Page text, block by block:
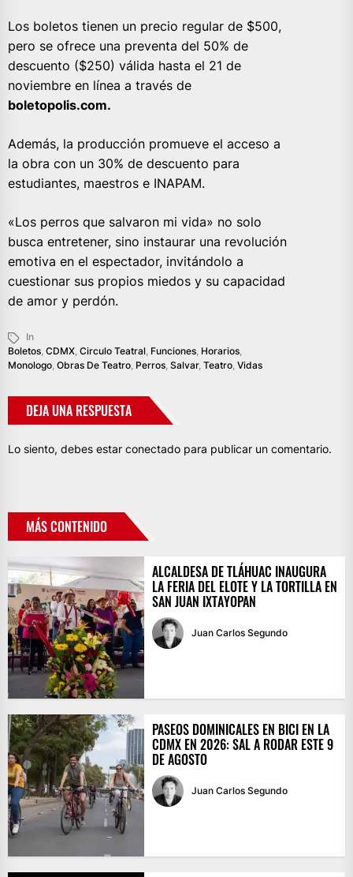
Los boletos tienen un precio regular de $500,
pero se ofrece una preventa del 50% de
descuento ($250) válida hasta el 21 de
noviembre en línea a través de
boletopolis.com.
Además, la producción promueve el acceso a
la obra con un 30% de descuento para
estudiantes, maestros e INAPAM.
«Los perros que salvaron mi vida» no solo
busca entretener, sino instaurar una revolución
emotiva en el espectador, invitándolo a
cuestionar sus propios miedos y su capacidad
de amor y perdón.
In
Boletos, CDMX, Circulo Teatral, Funciones, Horarios,
Monologo, Obras De Teatro, Perros, Salvar, Teatro, Vidas
DEJA UNA RESPUESTA
Lo siento, debes estar conectado para publicar un comentario.
MÁS CONTENIDO
ALCALDESA DE TLÁHUAC INAUGURA
LA FERIA DEL ELOTE Y LA TORTILLA EN
SAN JUAN IXTAYOPAN
Juan Carlos Segundo
PASEOS DOMINICALES EN BICI EN LA
CDMX EN 2026: SAL A RODAR ESTE 9
DE AGOSTO
Juan Carlos Segundo